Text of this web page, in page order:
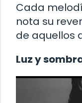
Cada
nota su
de aquellos
Luz y